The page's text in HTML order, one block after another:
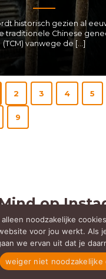
historisch gezien al
traditionele Chinese
(TCM) vanwege de […]
2 3 4 5
9
op
en volg je
@BearsinMind
noodzakelijke
voor jou werkt. Als
we ervan uit dat je
weiger niet noodzakelijke